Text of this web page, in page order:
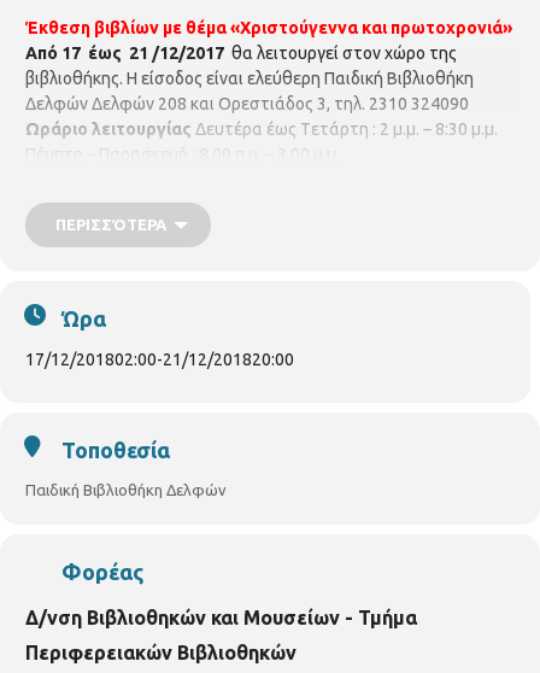
Έκθεση βιβλίων με θέμα «Χριστούγεννα και πρωτοχρονιά»
Από 17 έως 21 /12/2017 θα λειτουργεί στον χώρο της
βιβλιοθήκης. Η είσοδος είναι ελεύθερη Παιδική Βιβλιοθήκη
Δελφών Δελφών 208 και Ορεστιάδος 3, τηλ. 2310 324090
Ωράριο λειτουργίας Δευτέρα έως Tετάρτη : 2 μ.μ. – 8:30 μ.μ.
Πέμπτη – Παρασκευή : 8.00 π.μ. – 3.00 μ.μ.
https://www.facebook.com/p.bibldelfwn/?fref=ts
ΠΕΡΙΣΣΌΤΕΡΑ
Ώρα
17/12/201802:00-21/12/201820:00
Τοποθεσία
Παιδική Βιβλιοθήκη Δελφών
Φορέας
Δ/νση Βιβλιοθηκών και Μουσείων - Τμήμα
Περιφερειακών Βιβλιοθηκών